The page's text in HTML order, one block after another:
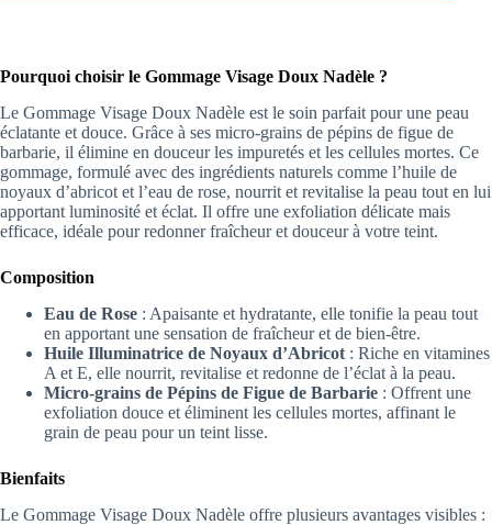
Pourquoi choisir le Gommage Visage Doux Nadèle ?
Le Gommage Visage Doux Nadèle est le soin parfait pour une peau
éclatante et douce. Grâce à ses micro-grains de pépins de figue de
barbarie, il élimine en douceur les impuretés et les cellules mortes. Ce
gommage, formulé avec des ingrédients naturels comme l’huile de
noyaux d’abricot et l’eau de rose, nourrit et revitalise la peau tout en lui
apportant luminosité et éclat. Il offre une exfoliation délicate mais
efficace, idéale pour redonner fraîcheur et douceur à votre teint.
Composition
Eau de Rose : Apaisante et hydratante, elle tonifie la peau tout
en apportant une sensation de fraîcheur et de bien-être.
Huile Illuminatrice de Noyaux d’Abricot : Riche en vitamines
A et E, elle nourrit, revitalise et redonne de l’éclat à la peau.
Micro-grains de Pépins de Figue de Barbarie : Offrent une
exfoliation douce et éliminent les cellules mortes, affinant le
grain de peau pour un teint lisse.
Bienfaits
Le Gommage Visage Doux Nadèle offre plusieurs avantages visibles :